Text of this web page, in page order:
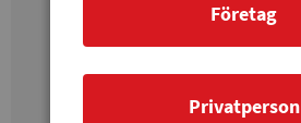
Företag
Privatperson